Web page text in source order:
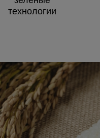
технологии